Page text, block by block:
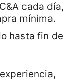
cada día,
mínima.
hasta fin de